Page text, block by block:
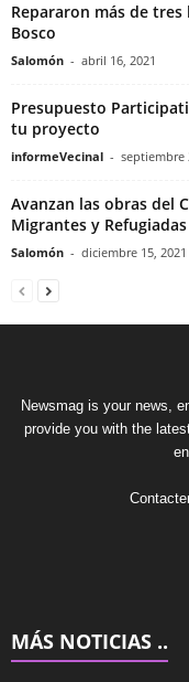
Repararon más de
Bosco
Salomón - abril 16, 2021
Presupuesto
tu proyecto
informeVecinal - septiembre
Avanzan las obras del
Migrantes y Refugiadas
Salomón - diciembre 15, 2021
Newsmag is your news,
provide you with the
MÁS NOTICIAS ..